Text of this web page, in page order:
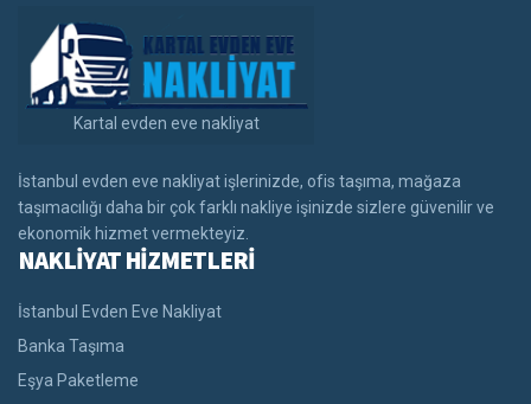
Kartal evden eve nakliyat
İstanbul evden eve nakliyat işlerinizde, ofis taşıma, mağaza
taşımacılığı daha bir çok farklı nakliye işinizde sizlere güvenilir ve
ekonomik hizmet vermekteyiz.
NAKLİYAT HİZMETLERİ
İstanbul Evden Eve Nakliyat
Banka Taşıma
Eşya Paketleme